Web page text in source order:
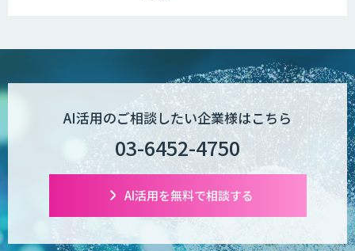
AI活用のご相談したい企業様はこちら
03-6452-4750
AI活用を無料で相談する